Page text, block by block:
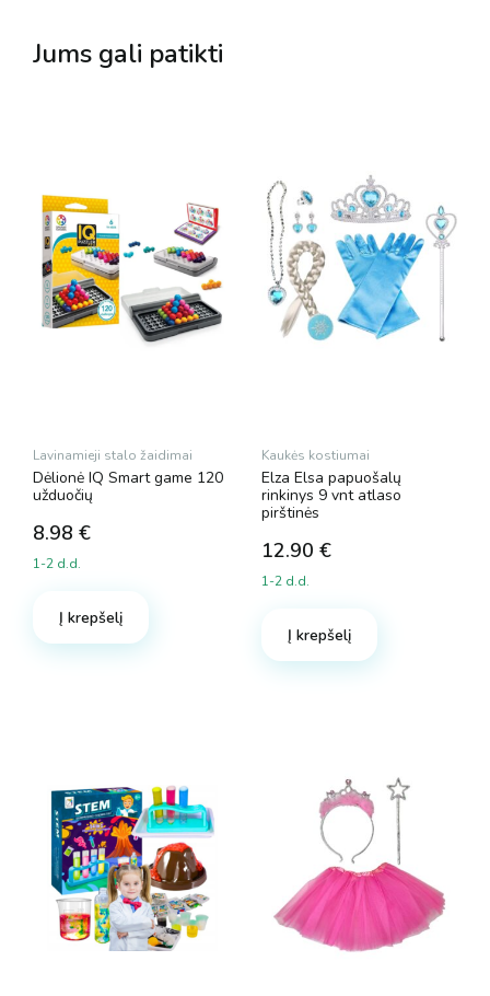
Jums gali patikti
Lavinamieji stalo žaidimai
Dėlionė IQ Smart game 120
užduočių
8.98 €
1-2 d.d.
Į krepšelį
Kaukės kostiumai
Elza Elsa papuošalų
rinkinys 9 vnt atlaso
pirštinės
12.90 €
1-2 d.d.
Į krepšelį